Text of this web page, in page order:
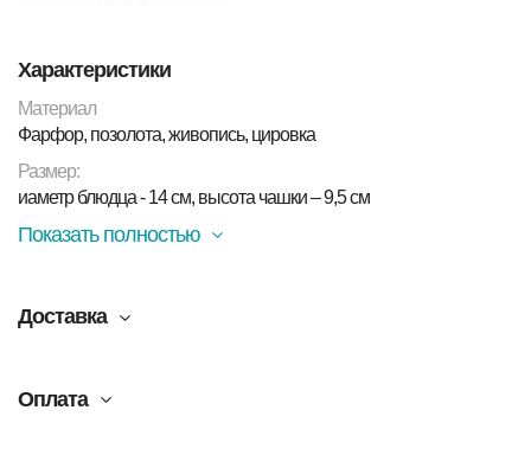
А.Г.Попова
Материал:
Характеристики
Материал
Фарфор, позолота, живопись, цировка
Размер:
иаметр блюдца - 14 см, высота чашки – 9,5 см
Показать полностью
Доставка
Оплата